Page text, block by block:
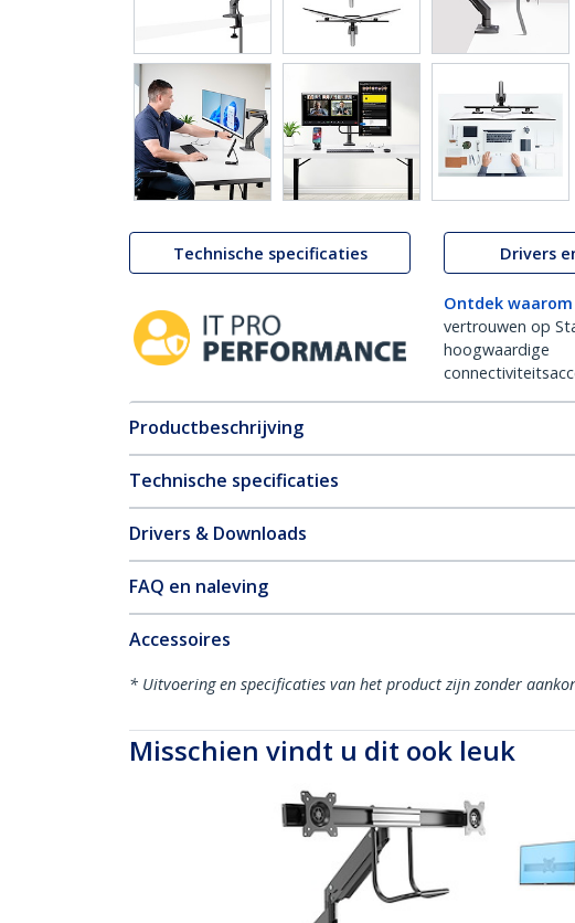
Technische specificaties Drivers
Ontdek waarom
vertrouwen op
hoogwaardige
Productbeschrijving
Technische specificaties
Drivers & Downloads
FAQ en naleving
Accessoires
* Uitvoering en specificaties van het product zijn zonder
Misschien vindt u dit ook leuk